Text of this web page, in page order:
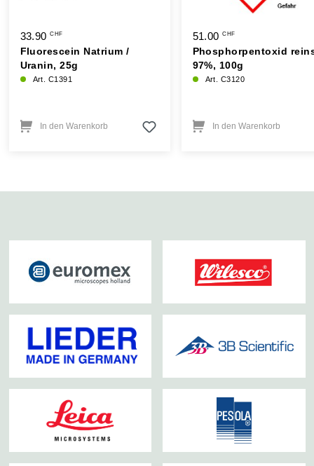
33.90CHF
Fluorescein Natrium /
Uranin, 25g
Art. C1391
In den Warenkorb
51.00CHF
Phosphorpentoxid
97%, 100g
Art. C3120
In den Warenkorb